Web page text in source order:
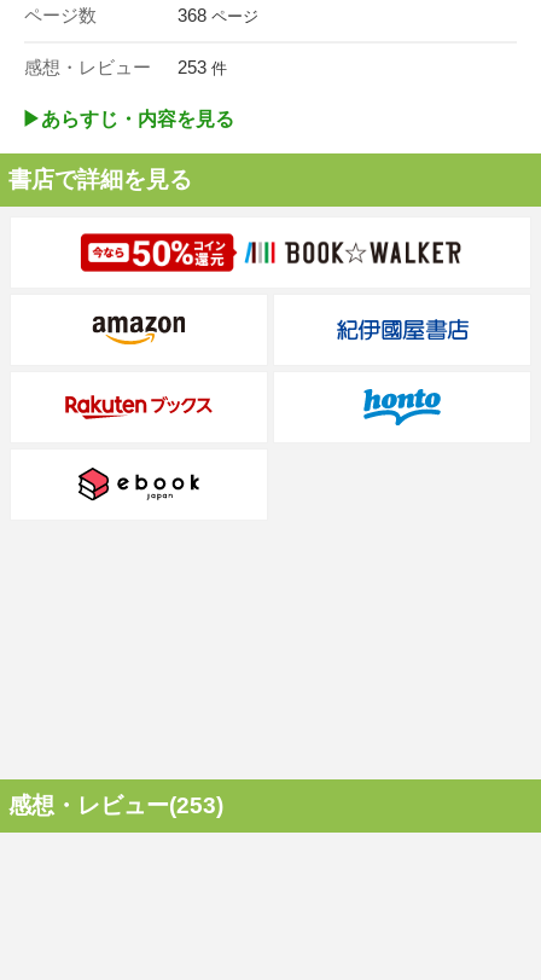
ページ数 368 ページ
感想・レビュー 253 件
▶︎あらすじ・内容を見る
書店で詳細を見る
感想・レビュー(253)